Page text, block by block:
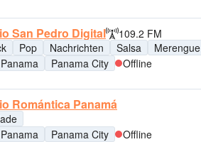
San Pedro Digital
109.2 FM
Pop Nachrichten Salsa Merengue
Panama
Panama City Offline
Romántica Panamá
Panama
Panama City Offline